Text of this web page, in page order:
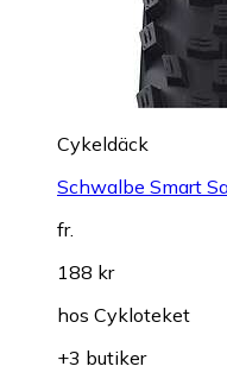
Cykeldäck
Schwalbe Smart
fr.
188 kr
hos Cykloteket
+3 butiker